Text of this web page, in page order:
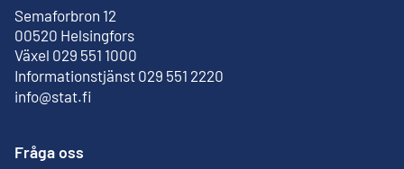
Semaforbron 12
00520 Helsingfors
Extern länk
Växel 029 551 1000
Informationstjänst 029 551 2220
info@stat.fi
Fråga oss